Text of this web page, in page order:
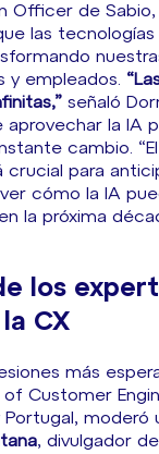
Officer de
las
y empleados.
señaló
la IA
cambio.
crucial para
cómo la IA
la próxima
los
CX
más
of Customer
Portugal, moderó
, divulgador